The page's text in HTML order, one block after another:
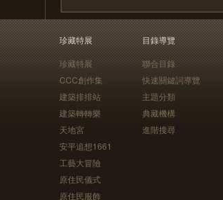
珍藏特展
珍藏特展
CCC創作集
建築排排站
建築轉轉樂
天地宮
安平追想1661
工藝大冒險
原住民儀式
原住民服飾
目錄導覽
聯合目錄
快速關鍵詞導覽
主題分類
典藏機構
進階搜尋